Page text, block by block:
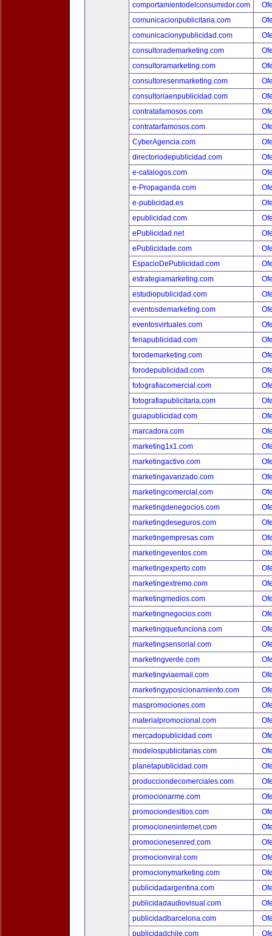
comportamientodelconsumidor.com
comunicacionpublicitaria.com
comunicacionypublicidad.com
consultorademarketing.com
consultoramarketing.com
consultoresenmarketing.com
consultoriaenpublicidad.com
contratafamosos.com
contratarfamosos.com
CyberAgencia.com
directoriodepublicidad.com
e-catalogos.com
e-Propaganda.com
e-publicidad.es
epublicidad.com
ePublicidad.net
ePublicidade.com
EspacioDePublicidad.com
estrategiamarketing.com
estudiopublicidad.com
eventosdemarketing.com
eventosvirtuales.com
feriapublicidad.com
forodemarketing.com
forodepublicidad.com
fotografiacomercial.com
fotografiapublicitaria.com
guiapublicidad.com
marcadora.com
marketing1x1.com
marketingactivo.com
marketingavanzado.com
marketingcomercial.com
marketingdenegocios.com
marketingdeseguros.com
marketingempresas.com
marketingeventos.com
marketingexperto.com
marketingextremo.com
marketingmedios.com
marketingnegocios.com
marketingquefunciona.com
marketingsensorial.com
marketingverde.com
marketingviaemail.com
marketingyposicionamiento.com
maspromociones.com
materialpromocional.com
mercadopublicidad.com
modelospublicitarias.com
planetapublicidad.com
producciondecomerciales.com
promocionarme.com
promociondesitios.com
promocioneninternet.com
promocionesenred.com
promocionviral.com
promocionymarketing.com
publicidadargentina.com
publicidadaudiovisual.com
publicidadbarcelona.com
publicidadchile.com